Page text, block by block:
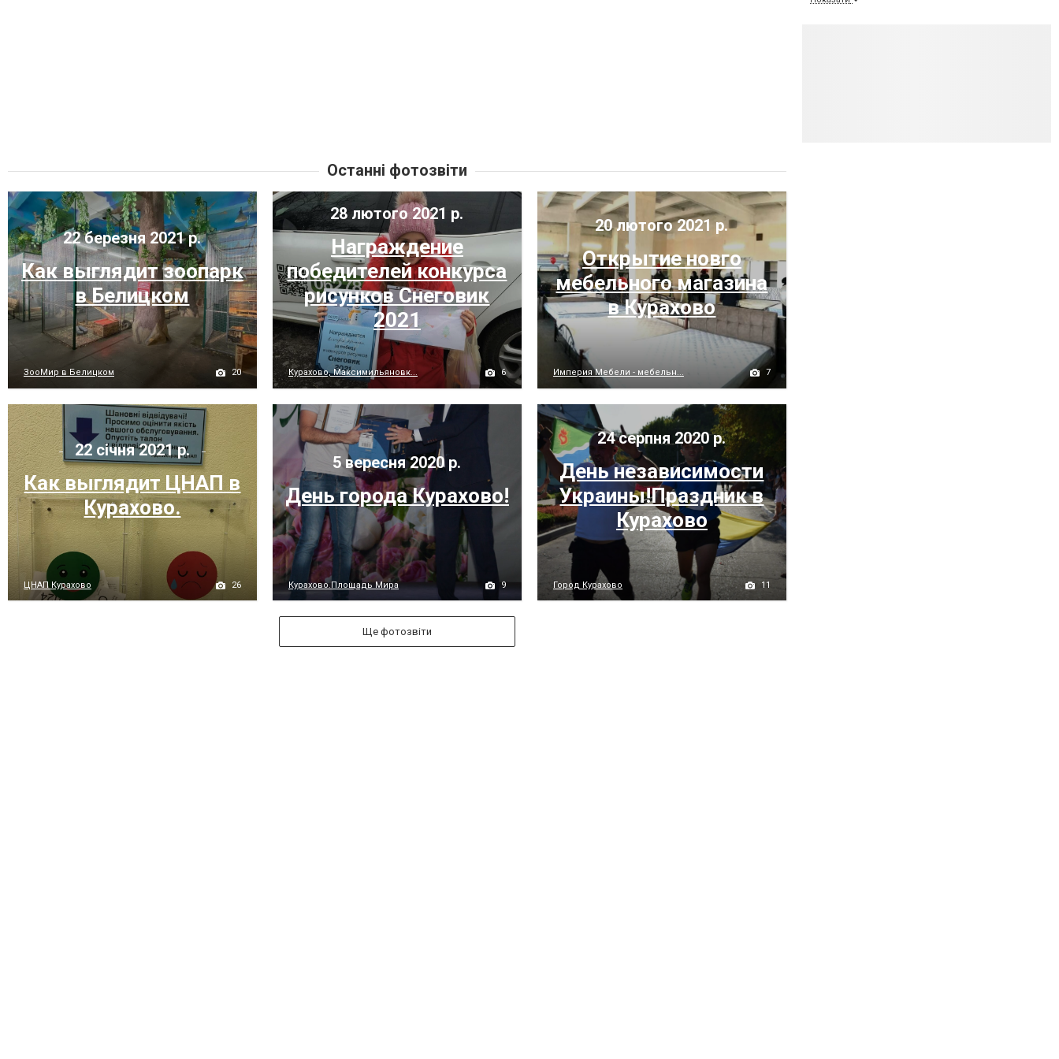
Останні фотозвіти
22 березня 2021 р.
Как выглядит зоопарк
в Белицком
ЗооМир в Белицком 20
28 лютого 2021 р.
Награждение
победителей конкурса
рисунков Снеговик
2021
Курахово, Максимильяновк... 6
20 лютого 2021 р.
Открытие новго
мебельного магазина
в Курахово
Империя Мебели - мебельн... 7
22 січня 2021 р.
Как выглядит ЦНАП в
Курахово.
ЦНАП Курахово 26
5 вересня 2020 р.
День города Курахово!
Курахово.Площадь Мира 9
24 серпня 2020 р.
День независимости
Украины!Праздник в
Курахово
Город Курахово 11
Ще фотозвіти